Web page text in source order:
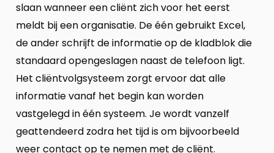
slaan wanneer een cliënt zich voor het eerst
meldt bij een organisatie. De één gebruikt Excel,
de ander schrijft de informatie op de kladblok die
standaard opengeslagen naast de telefoon ligt.
Het cliëntvolgsysteem zorgt ervoor dat alle
informatie vanaf het begin kan worden
vastgelegd in één systeem. Je wordt vanzelf
geattendeerd zodra het tijd is om bijvoorbeeld
weer contact op te nemen met de cliënt.